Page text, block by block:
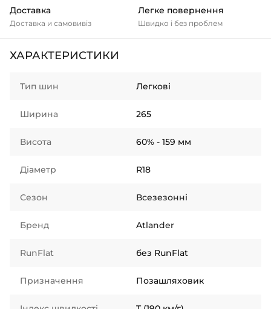
Доставка
Доставка и самовивіз
Легке повернення
Швидко і без проблем
ХАРАКТЕРИСТИКИ
Тип шин Легкові
Ширина 265
Висота 60% - 159 мм
Діаметр R18
Сезон Всезезонні
Бренд Atlander
RunFlat без RunFlat
Призначення Позашляховик